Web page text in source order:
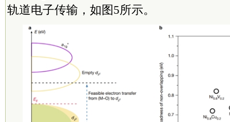
轨道电子传输，如图5所示。